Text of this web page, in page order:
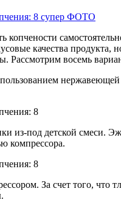
качества
восемь
из-под детской смеси.
компрессора.
За счет того, что